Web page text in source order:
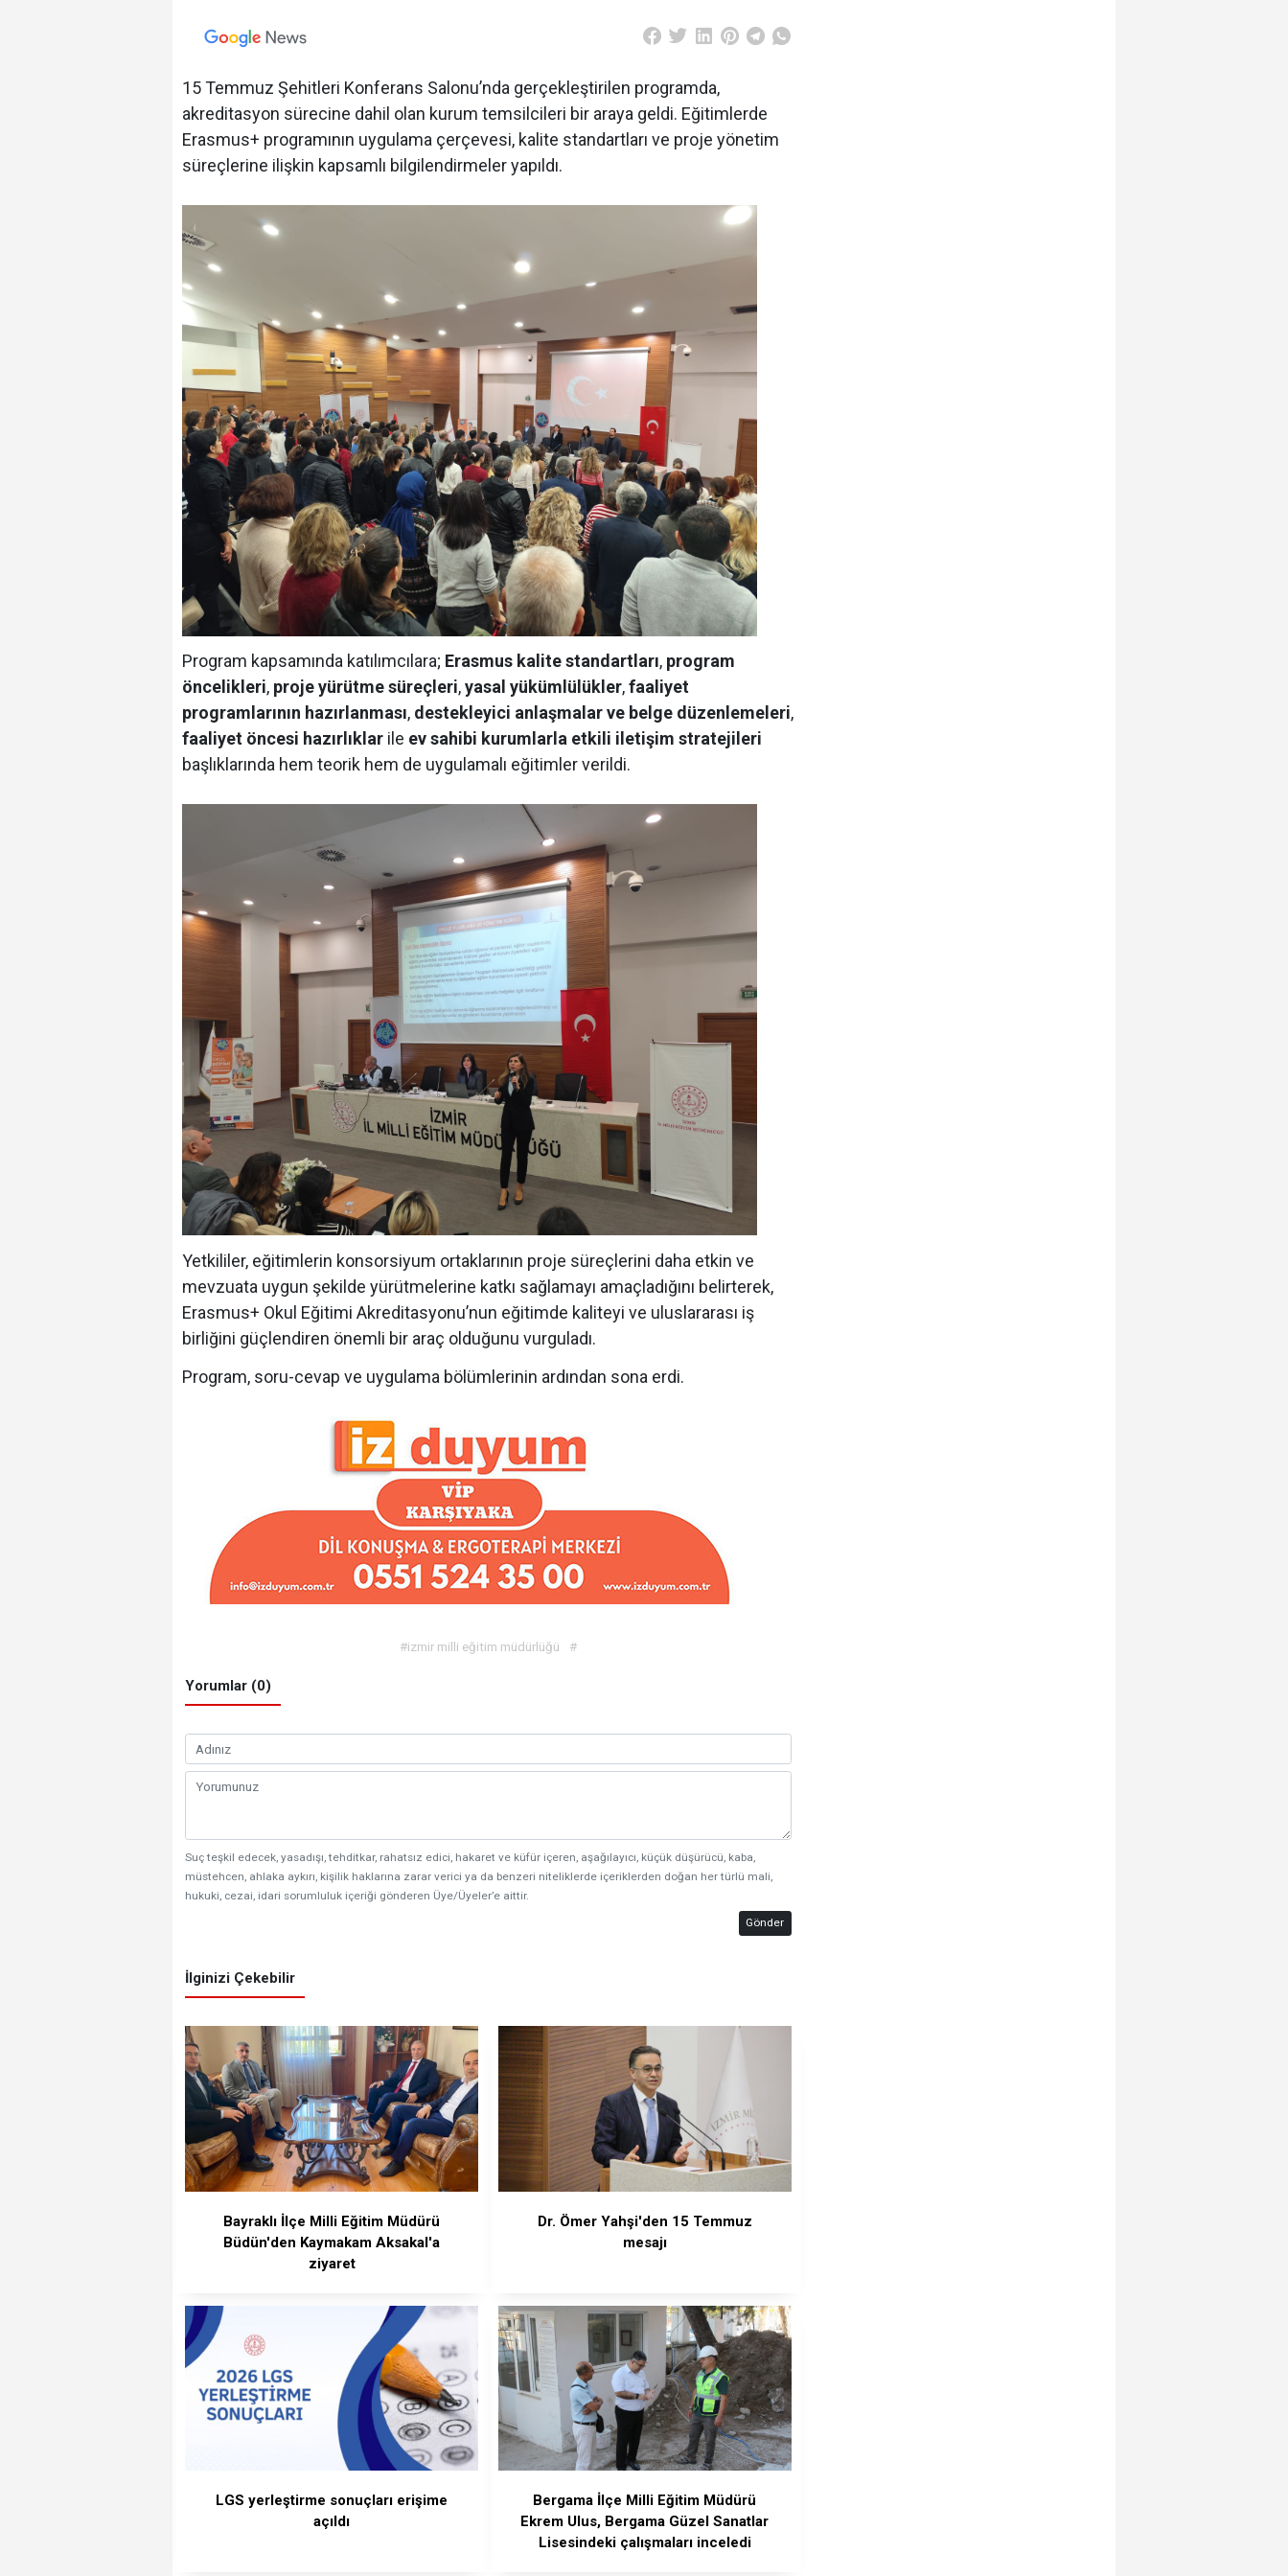
15 Temmuz Şehitleri Konferans Salonu’nda gerçekleştirilen programda,
akreditasyon sürecine dahil olan kurum temsilcileri bir araya geldi. Eğitimlerde
Erasmus+ programının uygulama çerçevesi, kalite standartları ve proje yönetim
süreçlerine ilişkin kapsamlı bilgilendirmeler yapıldı.
Program kapsamında katılımcılara; Erasmus kalite standartları, program
öncelikleri, proje yürütme süreçleri,yasal yükümlülükler,faaliyet
programlarının hazırlanması, destekleyici anlaşmalar ve belge düzenlemeleri,
faaliyet öncesi hazırlıklarile ev sahibi kurumlarla etkili iletişim stratejileri
başlıklarında hem teorik hem de uygulamalı eğitimler verildi.
Yetkililer, eğitimlerin konsorsiyum ortaklarının proje süreçlerini daha etkin ve
mevzuata uygun şekilde yürütmelerine katkı sağlamayı amaçladığını belirterek,
Erasmus+ Okul Eğitimi Akreditasyonu’nun eğitimde kaliteyi ve uluslararası iş
birliğini güçlendiren önemli bir araç olduğunu vurguladı.
Program, soru-cevap ve uygulama bölümlerinin ardından sona erdi.
#izmir milli eğitim müdürlüğü #
Yorumlar (0)
Suç teşkil edecek, yasadışı, tehditkar, rahatsız edici, hakaret ve küfür içeren, aşağılayıcı, küçük düşürücü, kaba,
müstehcen, ahlaka aykırı, kişilik haklarına zarar verici ya da benzeri niteliklerde içeriklerden doğan her türlü mali,
hukuki, cezai, idari sorumluluk içeriği gönderen Üye/Üyeler’e aittir.
Gönder
İlginizi Çekebilir
Bayraklı İlçe Milli Eğitim Müdürü
Büdün'den Kaymakam Aksakal'a
ziyaret
Dr. Ömer Yahşi'den 15 Temmuz
mesajı
LGS yerleştirme sonuçları erişime
açıldı
Bergama İlçe Milli Eğitim Müdürü
Ekrem Ulus, Bergama Güzel Sanatlar
Lisesindeki çalışmaları inceledi